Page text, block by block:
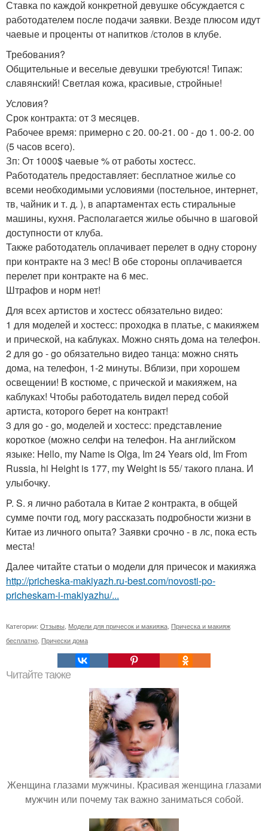
Ставка по каждой конкретной девушке обсуждается с
работодателем после подачи заявки. Везде плюсом идут
чаевые и проценты от напитков /столов в клубе.
Требования?
Общительные и веселые девушки требуются! Типаж:
славянский! Светлая кожа, красивые, стройные!
Условия?
Срок контракта: от 3 месяцев.
Рабочее время: примерно с 20. 00-21. 00 - до 1. 00-2. 00
(5 часов всего).
Зп: От 1000$ чаевые % от работы хостесс.
Работодатель предоставляет: бесплатное жилье со
всеми необходимыми условиями (постельное, интернет,
тв, чайник и т. д. ), в апартаментах есть стиральные
машины, кухня. Располагается жилье обычно в шаговой
доступности от клуба.
Также работодатель оплачивает перелет в одну сторону
при контракте на 3 мес! В обе стороны оплачивается
перелет при контракте на 6 мес.
Штрафов и норм нет!
Для всех артистов и хостесс обязательно видео:
1 для моделей и хостесс: проходка в платье, с макияжем
и прической, на каблуках. Можно снять дома на телефон.
2 для go - go обязательно видео танца: можно снять
дома, на телефон, 1-2 минуты. Вблизи, при хорошем
освещении! В костюме, с прической и макияжем, на
каблуках! Чтобы работодатель видел перед собой
артиста, которого берет на контракт!
3 для go - go, моделей и хостесс: представление
короткое (можно селфи на телефон. На английском
языке: Hello, my Name is Olga, Im 24 Years old, Im From
Russia, hi Height is 177, my Weight is 55/ такого плана. И
улыбочку.
P. S. я лично работала в Китае 2 контракта, в общей
сумме почти год, могу рассказать подробности жизни в
Китае из личного опыта? Заявки срочно - в лс, пока есть
места!
Далее читайте статьи о модели для причесок и макияжа
http://pricheska-makiyazh.ru-best.com/novosti-po-
pricheskam-i-makiyazhu/...
Категории: Отзывы Модели для причесок и макияжа Прическа и макияж
бесплатно Прически дома
Читайте также
Женщина глазами мужчины. Красивая женщина глазами
мужчин или почему так важно заниматься собой.